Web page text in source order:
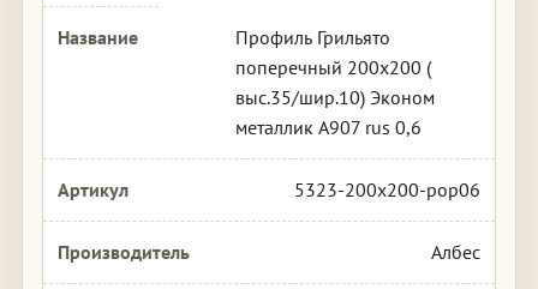
Профиль Грильято
поперечный 200х200 (
выс.35/шир.10) Эконом
металлик А907 rus 0,6
5323-200x200-pop06
Албес